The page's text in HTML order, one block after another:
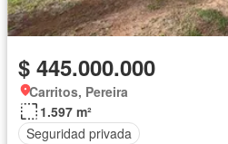
$ 445.000.000
Carritos, Pereira
1.597 m²
Seguridad privada